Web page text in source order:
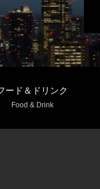
ード＆ドリンク
Food & Drink